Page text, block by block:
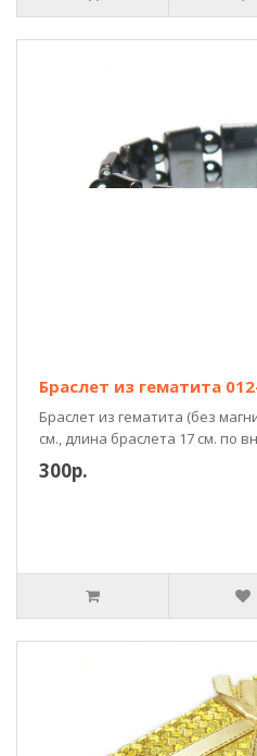
Браслет из гематита
Браслет из гематита (без
см., длина браслета 17 см. по
300р.